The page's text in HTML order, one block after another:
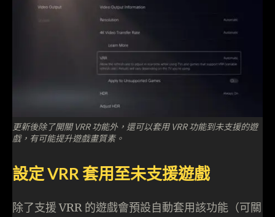
更新後除了開關 VRR 功能外，還可以套用 VRR 功能到未支援的遊
戲，有可能提升遊戲畫質素。
設定 VRR 套用至未支援遊戲
除了支援 VRR 的遊戲會預設自動套用該功能（可關